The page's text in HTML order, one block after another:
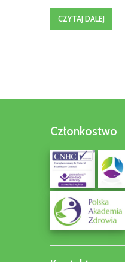
CZYTAJ DALEJ
Członkostwo